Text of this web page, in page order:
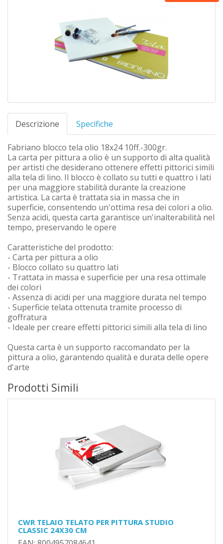
Descrizione Specifiche
Fabriano blocco tela olio 18x24 10ff.-300gr.
La carta per pittura a olio è un supporto di alta qualità
per artisti che desiderano ottenere effetti pittorici simili
alla tela di lino. Il blocco è collato su tutti e quattro i lati
per una maggiore stabilità durante la creazione
artistica. La carta è trattata sia in massa che in
superficie, consentendo un'ottima resa dei colori a olio.
Senza acidi, questa carta garantisce un'inalterabilità nel
tempo, preservando le opere
Caratteristiche del prodotto:
- Carta per pittura a olio
- Blocco collato su quattro lati
- Trattata in massa e superficie per una resa ottimale
dei colori
- Assenza di acidi per una maggiore durata nel tempo
- Superficie telata ottenuta tramite processo di
goffratura
- Ideale per creare effetti pittorici simili alla tela di lino
Questa carta è un supporto raccomandato per la
pittura a olio, garantendo qualità e durata delle opere
d'arte
Prodotti Simili
CWR TELAIO TELATO PER PITTURA STUDIO
CLASSIC 24X30 CM